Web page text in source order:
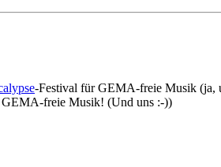
-Festival für GEMA-freie Musik (ja,
GEMA-freie Musik! (Und uns :-))